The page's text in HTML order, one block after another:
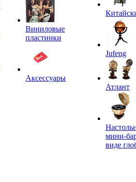
Виниловые
пластинки
Аксессуары
Jufeng
Атлант
мини-
виде